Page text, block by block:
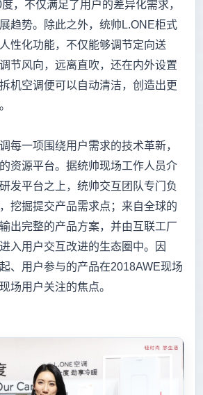
，不仅满足了用户的差异化需求，
趋势。除此之外，统帅L.ONE柜式
性化功能，不仅能够调节定向送
节风向，远离直吹，还在内外设置
机空调便可以自动清洁，创造出更
每一项围绕用户需求的技术革新，
资源平台。据统帅现场工作人员介
发平台之上，统帅交互团队专门负
挖掘提交产品需求点；来自全球的
出完整的产品方案，并由互联工厂
入用户交互改进的生态圈中。因
、用户参与的产品在2018AWE现场
场用户关注的焦点。